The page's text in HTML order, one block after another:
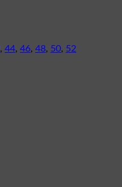
, 44, 46, 48, 50, 52